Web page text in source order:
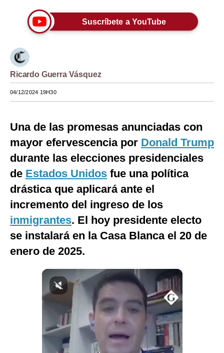
Mundo
EEUU
México
Tecnología
Club del Suscriptor
G de Gestión
Notas Contratadas
Podcast
Suscríbete a YouTube
Ricardo Guerra Vásquez
04/12/2024 19H30
Una de las promesas anunciadas con
mayor efervescencia por Donald Trump
durante las elecciones presidenciales
de Estados Unidos fue una política
drástica que aplicará ante el
incremento del ingreso de los
inmigrantes. El hoy presidente electo
se instalará en la Casa Blanca el 20 de
enero de 2025.